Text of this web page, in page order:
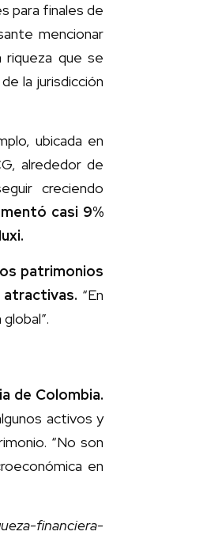
para finales de
mencionar
que se
la jurisdicción
ubicada en
alrededor de
creciendo
casi 9%
patrimonios
atractivas. “En
de Colombia.
activos y
“No son
en
financiera-